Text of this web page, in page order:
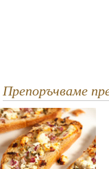
Препоръчваме